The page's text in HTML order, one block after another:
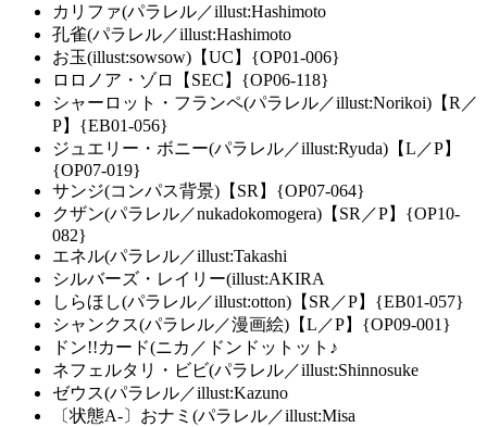
カリファ(パラレル／illust:Hashimoto
孔雀(パラレル／illust:Hashimoto
お玉(illust:sowsow)【UC】{OP01-006}
ロロノア・ゾロ【SEC】{OP06-118}
シャーロット・フランペ(パラレル／illust:Norikoi)【R／
P】{EB01-056}
ジュエリー・ボニー(パラレル／illust:Ryuda)【L／P】
{OP07-019}
サンジ(コンパス背景)【SR】{OP07-064}
クザン(パラレル／nukadokomogera)【SR／P】{OP10-
082}
エネル(パラレル／illust:Takashi
シルバーズ・レイリー(illust:AKIRA
しらほし(パラレル／illust:otton)【SR／P】{EB01-057}
シャンクス(パラレル／漫画絵)【L／P】{OP09-001}
ドン!!カード(ニカ／ドンドットット♪
ネフェルタリ・ビビ(パラレル／illust:Shinnosuke
ゼウス(パラレル／illust:Kazuno
〔状態A-〕おナミ(パラレル／illust:Misa